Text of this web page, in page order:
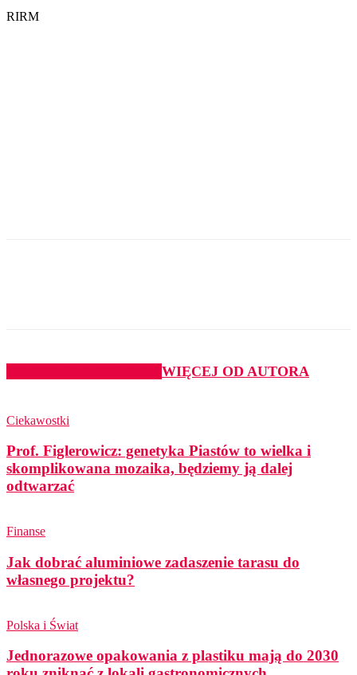
RIRM
WIĘCEJ OD AUTORA
Ciekawostki
Prof. Figlerowicz: genetyka Piastów to wielka i
skomplikowana mozaika, będziemy ją dalej
odtwarzać
Finanse
Jak dobrać aluminiowe zadaszenie tarasu do
własnego projektu?
Polska i Świat
Jednorazowe opakowania z plastiku mają do 2030